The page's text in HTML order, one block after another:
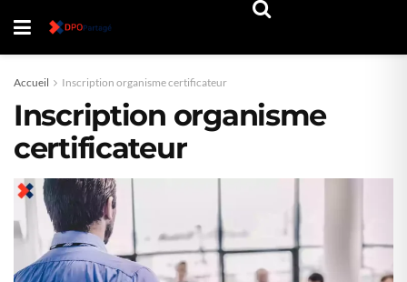
Accueil Inscription organisme certificateur
Inscription organisme
certificateur